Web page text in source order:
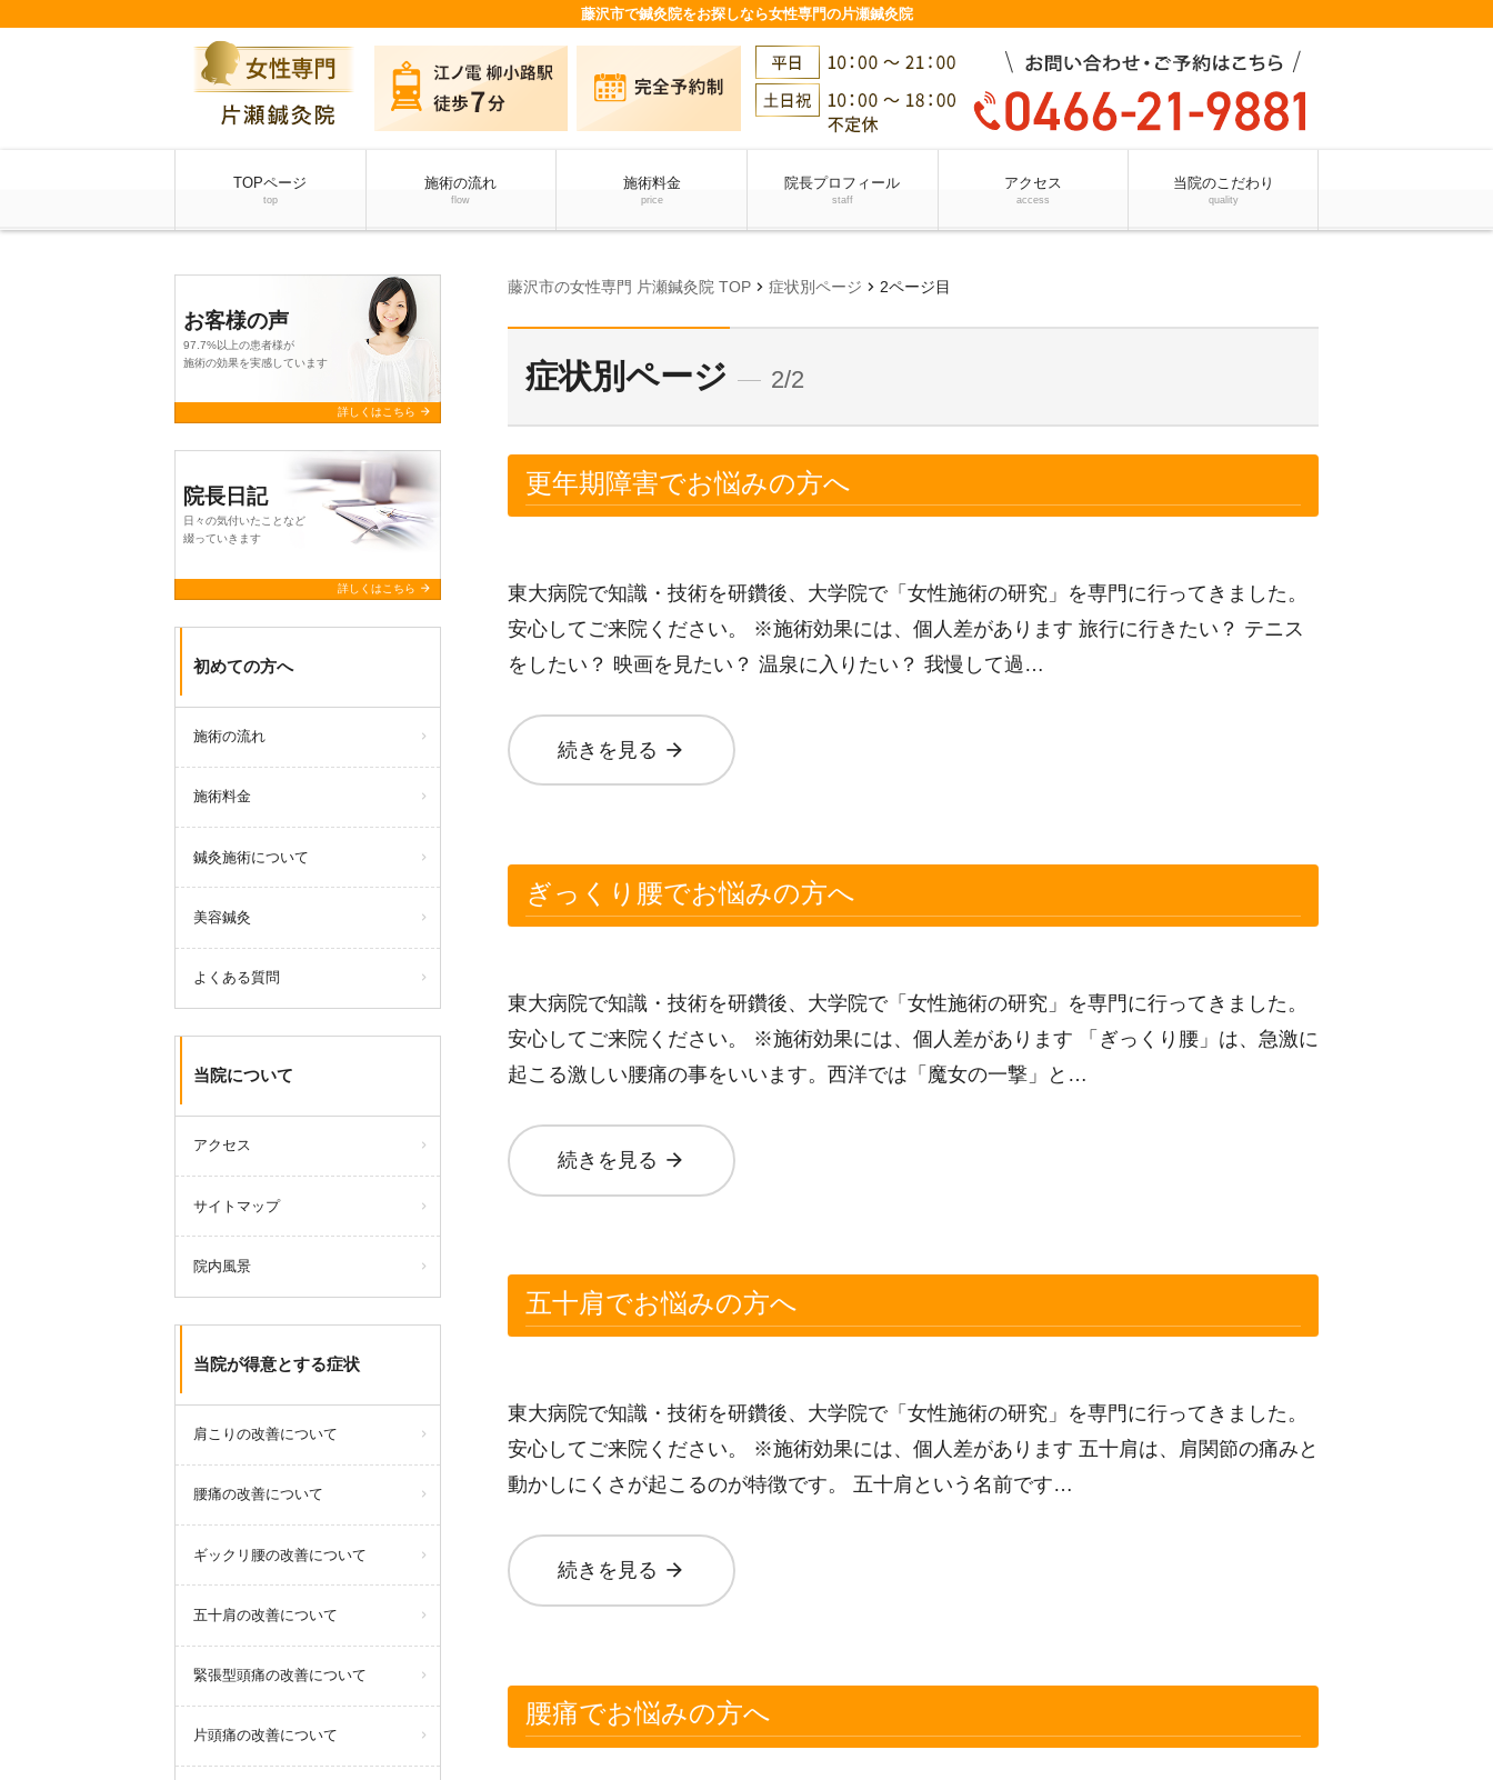
藤沢市で鍼灸院をお探しなら女性専門の片瀬鍼灸院
TOPページ
top
施術の流れ
flow
施術料金
price
院長プロフィール
staff
アクセス
access
当院のこだわり
quality
藤沢市の女性専門 片瀬鍼灸院 TOP chevron_right 症状別ページ chevron_right 2ページ目
症状別ページ 2/2
更年期障害でお悩みの方へ
東大病院で知識・技術を研鑽後、大学院で「女性施術の研究」を専門に行ってきました。
安心してご来院ください。 ※施術効果には、個人差があります 旅行に行きたい？ テニス
をしたい？ 映画を見たい？ 温泉に入りたい？ 我慢して過…
続きを見る arrow_forward
ぎっくり腰でお悩みの方へ
東大病院で知識・技術を研鑽後、大学院で「女性施術の研究」を専門に行ってきました。
安心してご来院ください。 ※施術効果には、個人差があります 「ぎっくり腰」は、急激に
起こる激しい腰痛の事をいいます。西洋では「魔女の一撃」と…
続きを見る arrow_forward
五十肩でお悩みの方へ
東大病院で知識・技術を研鑽後、大学院で「女性施術の研究」を専門に行ってきました。
安心してご来院ください。 ※施術効果には、個人差があります 五十肩は、肩関節の痛みと
動かしにくさが起こるのが特徴です。 五十肩という名前です…
続きを見る arrow_forward
腰痛でお悩みの方へ
お客様の声
97.7%以上の患者様が
施術の効果を実感しています
詳しくはこちら arrow_forward
院長日記
日々の気付いたことなど
綴っていきます
詳しくはこちら arrow_forward
初めての方へ
施術の流れ
施術料金
鍼灸施術について
美容鍼灸
よくある質問
当院について
アクセス
サイトマップ
院内風景
当院が得意とする症状
肩こりの改善について
腰痛の改善について
ギックリ腰の改善について
五十肩の改善について
緊張型頭痛の改善について
片頭痛の改善について